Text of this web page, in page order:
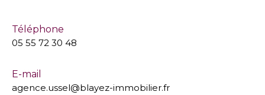
Téléphone
05 55 72 30 48
E-mail
agence.ussel@blayez-immobilier.fr